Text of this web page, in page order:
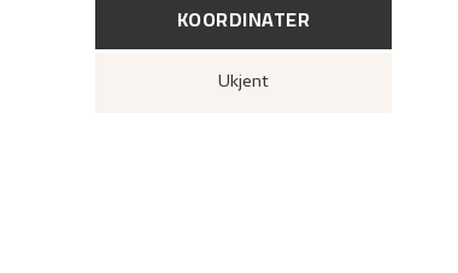
KOORDINATER
Ukjent